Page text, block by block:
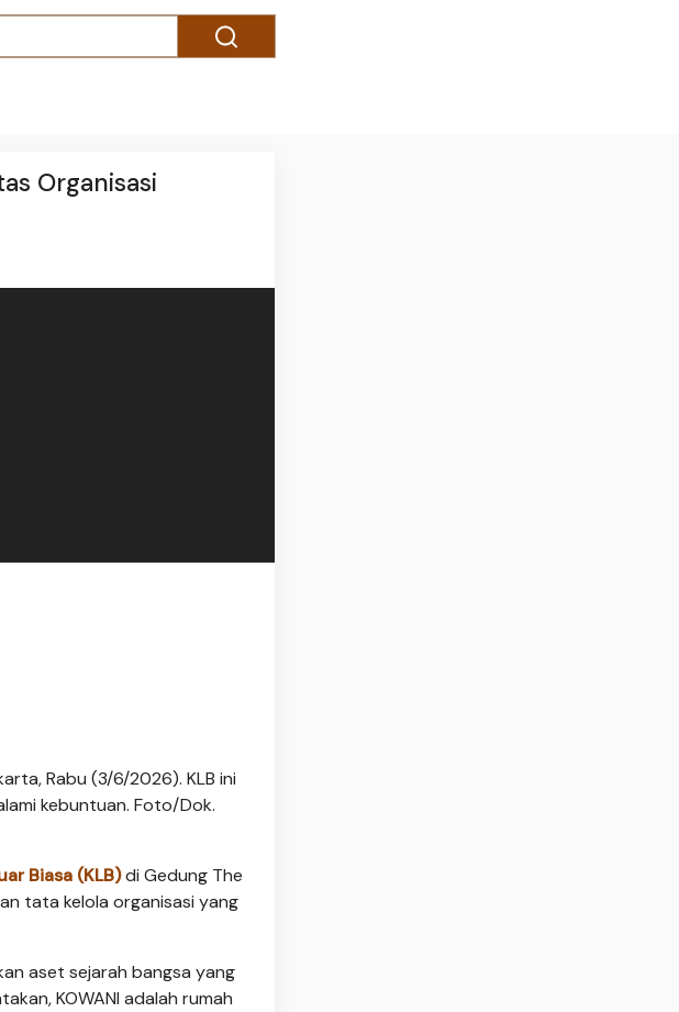
Organisasi
Rabu (3/6/2026). KLB ini
kebuntuan. Foto/Dok.
Biasa (KLB)di Gedung The
tata kelola organisasi yang
aset sejarah bangsa yang
KOWANI adalah rumah